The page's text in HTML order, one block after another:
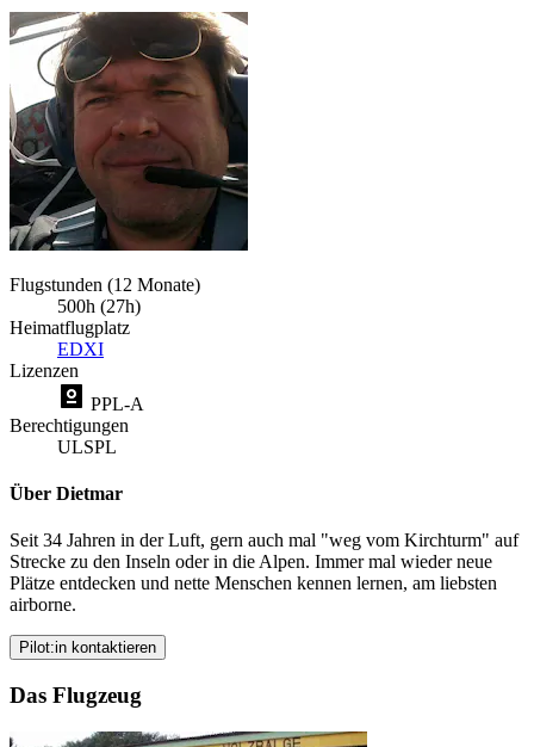
Flugstunden (12 Monate)
500h (27h)
Heimatflugplatz
EDXI
Lizenzen
PPL-A
Berechtigungen
ULSPL
Über Dietmar
Seit 34 Jahren in der Luft, gern auch mal "weg vom Kirchturm" auf
Strecke zu den Inseln oder in die Alpen. Immer mal wieder neue
Plätze entdecken und nette Menschen kennen lernen, am liebsten
airborne.
Pilot:in kontaktieren
Das Flugzeug